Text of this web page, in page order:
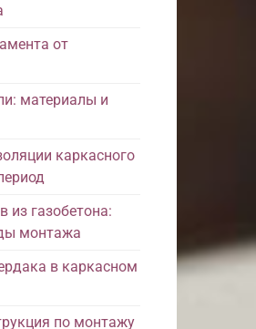
от
материалы и
каркасного
из газобетона:
монтажа
в каркасном
по монтажу